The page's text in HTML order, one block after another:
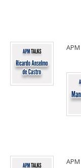
APM
APM